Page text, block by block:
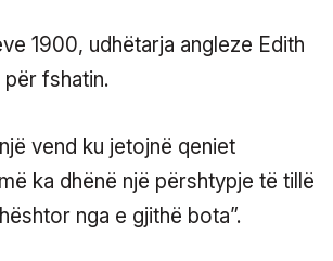
1900, udhëtarja angleze Edith
për fshatin.
vend ku jetojnë qeniet
ka dhënë një përshtypje të tillë
nga e gjithë bota”.